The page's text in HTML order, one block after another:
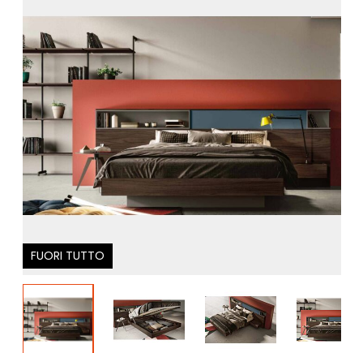
FUORI TUTTO